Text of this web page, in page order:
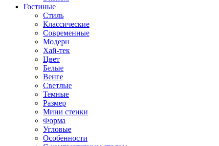
Гостиные
Стиль
Классические
Современные
Модерн
Хай-тек
Цвет
Белые
Венге
Светлые
Темные
Размер
Мини стенки
Форма
Угловые
Особенности